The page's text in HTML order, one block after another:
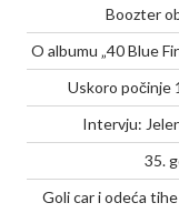
Boozter
O albumu „40 Blue
Uskoro počinje
Intervju:
35.
Goli car i odeća